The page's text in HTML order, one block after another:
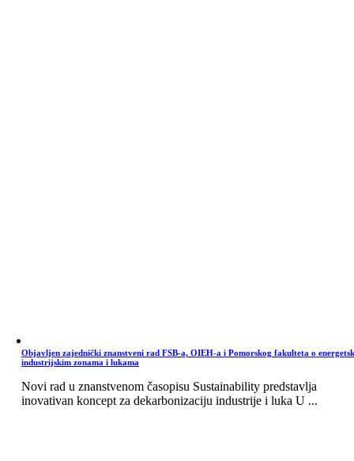
Objavljen zajednički znanstveni rad FSB-a, OIEH-a i Pomorskog fakulteta o
industrijskim zonama i lukama
Novi rad u znanstvenom časopisu Sustainability predstavlja
inovativan koncept za dekarbonizaciju industrije i luka U ...